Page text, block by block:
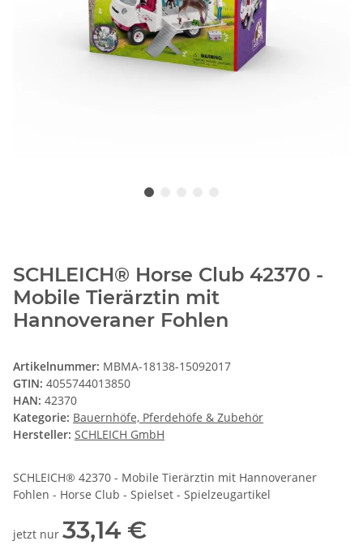
SCHLEICH® Horse Club 42370 -
Mobile Tierärztin mit
Hannoveraner Fohlen
Artikelnummer: MBMA-18138-15092017
GTIN: 4055744013850
HAN: 42370
Kategorie: Bauernhöfe, Pferdehöfe & Zubehör
Hersteller: SCHLEICH GmbH
SCHLEICH® 42370 - Mobile Tierärztin mit Hannoveraner
Fohlen - Horse Club - Spielset - Spielzeugartikel
jetzt nur 33,14 €